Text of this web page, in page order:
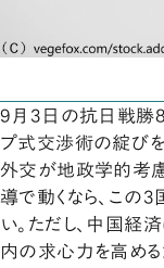
9月3日の抗日戦勝
プ式交渉術の綻びを
外交が地政学的考
導で動くなら、この
い。ただし、中国経
内の求心力を高め